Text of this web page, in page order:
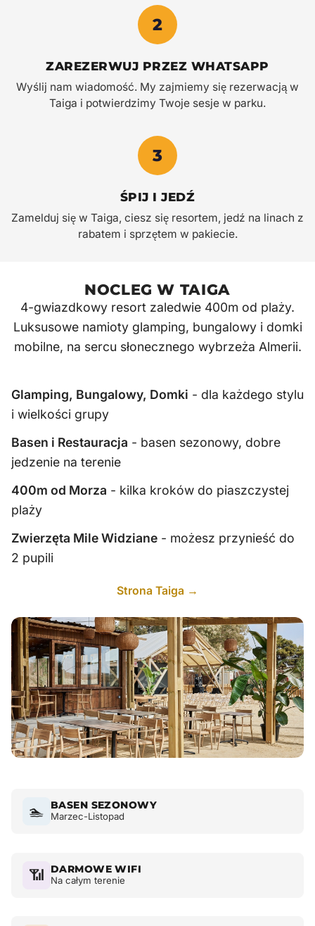
2
ZAREZERWUJ PRZEZ WHATSAPP
Wyślij nam wiadomość. My zajmiemy się rezerwacją w
Taiga i potwierdzimy Twoje sesje w parku.
3
ŚPIJ I JEDŹ
Zamelduj się w Taiga, ciesz się resortem, jedź na linach z
rabatem i sprzętem w pakiecie.
NOCLEG W TAIGA
4-gwiazdkowy resort zaledwie 400m od plaży.
Luksusowe namioty glamping, bungalowy i domki
mobilne, na sercu słonecznego wybrzeża Almerii.
Glamping, Bungalowy, Domki - dla każdego stylu
i wielkości grupy
Basen i Restauracja - basen sezonowy, dobre
jedzenie na terenie
400m od Morza - kilka kroków do piaszczystej
plaży
Zwierzęta Mile Widziane - możesz przynieść do
2 pupili
Strona Taiga →
🏊 BASEN SEZONOWY
Marzec-Listopad
📶 DARMOWE WIFI
Na całym terenie